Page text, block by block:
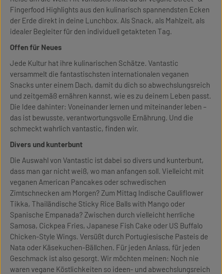
Fingerfood Highlights aus den kulinarisch spannendsten Ecken
der Erde direkt in deine Lunchbox. Als Snack, als Mahlzeit, als
idealer Begleiter für den individuell getakteten Tag.
Offen für Neues
Jede Kultur hat ihre kulinarischen Schätze. Vantastic
versammelt die fantastischsten internationalen veganen
Snacks unter einem Dach, damit du dich so abwechslungsreich
und zeitgemäß ernähren kannst, wie es zu deinem Leben passt.
Die Idee dahinter: Voneinander lernen und miteinander leben –
das ist bewusste, verantwortungsvolle Ernährung. Und die
schmeckt wahrlich vantastic, finden wir.
Divers und kunterbunt
Die Auswahl von Vantastic ist dabei so divers und kunterbunt,
dass man gar nicht weiß, wo man anfangen soll. Vielleicht mit
veganen American Pancakes oder schwedischen
Zimtschnecken am Morgen? Zum Mittag Indische Cauliflower
Tikka, Thailändische Sticky Rice Balls with Mango oder
Spanische Empanada? Zwischen durch vielleicht herrliche
Samosa, Cickpea Fries, Japanese Fish Cake oder US Buffalo
Chicken-Style Wings. Versüßt durch Portugiesische Pasteis de
Nata oder Käsekuchen-Bällchen. Für jeden Anlass, für jeden
Geschmack ist also gesorgt. Wir möchten meinen: Noch nie
waren vegane Köstlichkeiten so ideen- und abwechslungsreich